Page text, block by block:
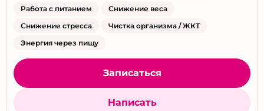
Работа с питанием
Снижение веса
Снижение стресса
Чистка организма / ЖКТ
Энергия через пищу
Записаться
Написать